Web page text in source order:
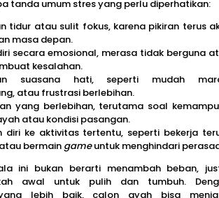
tanda umum stres yang perlu diperhatikan:
tidur atau sulit fokus, karena pikiran terus
masa depan.
secara emosional, merasa tidak berguna
kesalahan.
suasana hati, seperti mudah
atau frustrasi berlebihan.
yang berlebihan, terutama soal
atau kondisi pasangan.
diri ke aktivitas tertentu, seperti bekerja
bermain gameuntuk menghindari
ini bukan berarti menambah beban,
awal untuk pulih dan tumbuh.
lebih baik, calon ayah bisa